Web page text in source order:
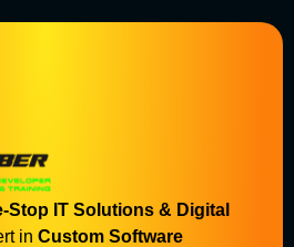
Stop IT Solutions & Digital
in Custom Software